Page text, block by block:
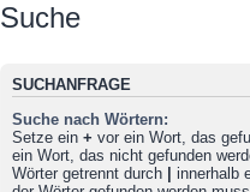
Suche
SUCHANFRAGE
Suche nach Wörtern:
Setze ein + vor ein Wort, das
ein Wort, das nicht gefunden
Wörter getrennt durch
innerhalb